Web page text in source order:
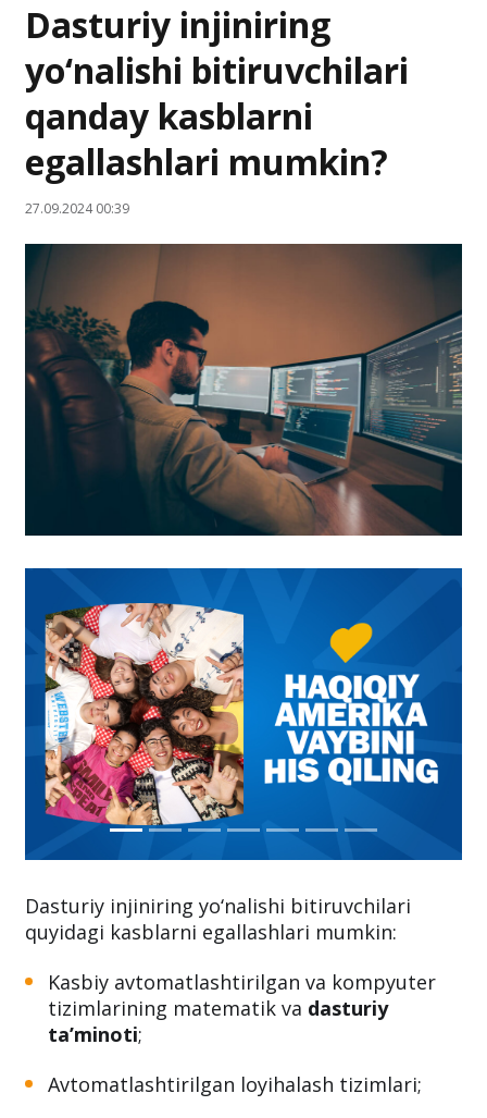
Dasturiy injiniring
yo‘nalishi bitiruvchilari
qanday kasblarni
egallashlari mumkin?
27.09.2024 00:39
Dasturiy injiniring yo‘nalishi bitiruvchilari
quyidagi kasblarni egallashlari mumkin:
Kasbiy avtomatlashtirilgan va kompyuter
tizimlarining matematik va dasturiy
ta’minoti;
Avtomatlashtirilgan loyihalash tizimlari;